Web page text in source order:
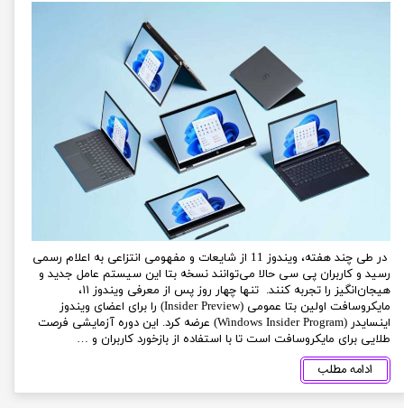
‌ در طی چند هفته، ویندوز 11 از شایعات و مفهومی انتزاعی به اعلام رسمی
رسید و کاربران پی سی حالا می‌توانند نسخه بتا این سیستم عامل جدید و
هیجان‌انگیز را تجربه کنند. تنها چهار روز پس از معرفی ویندوز ۱۱،
مایکروسافت اولین بتا عمومی (Insider Preview) را برای اعضای ویندوز
اینسایدر (Windows Insider Program) عرضه کرد. این دوره آزمایشی فرصت
طلایی برای مایکروسافت است تا با استفاده از بازخورد کاربران و …
ادامه مطلب